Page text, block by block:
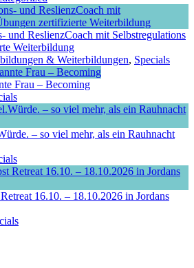
und ReslienzCoach mit Selbstregulations
Weiterbildung
& Weiterbildungen, Specials
Frau – Becoming
– so viel mehr, als ein Rauhnacht
16.10. – 18.10.2026 in Jordans